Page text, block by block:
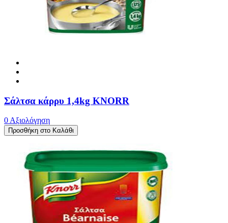
Σάλτσα κάρρυ 1,4kg KNORR
0 Αξιολόγηση
Προσθήκη στο Καλάθι